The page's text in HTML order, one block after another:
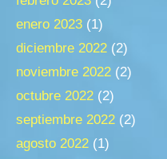
enero 2023 (1)
diciembre 2022 (2)
noviembre 2022 (2)
octubre 2022 (2)
septiembre 2022 (2)
agosto 2022 (1)